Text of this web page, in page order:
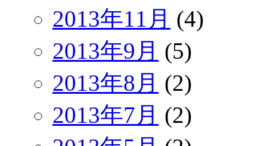
2013年11月 (4)
2013年9月 (5)
2013年8月 (2)
2013年7月 (2)